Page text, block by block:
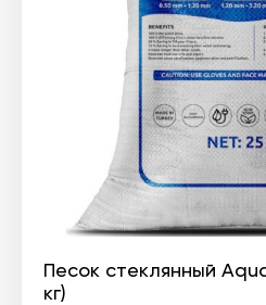
Песок стеклянный
кг)